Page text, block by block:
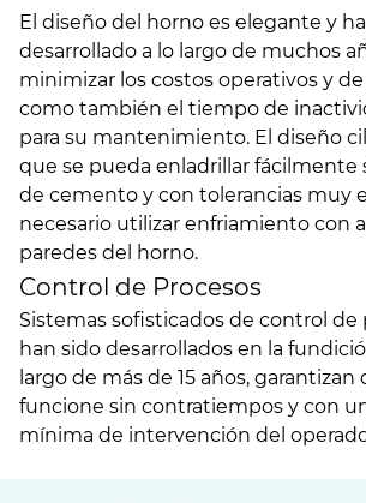
El diseño del horno es elegante y
desarrollado a lo largo de muchos
minimizar los costos operativos y de
como también el tiempo de
para su mantenimiento. El diseño
que se pueda enladrillar fácilmente
de cemento y con tolerancias muy
necesario utilizar enfriamiento con
paredes del horno.
Control de Procesos
Sistemas sofisticados de control de
han sido desarrollados en la
largo de más de 15 años,
funcione sin contratiempos y con
mínima de intervención del